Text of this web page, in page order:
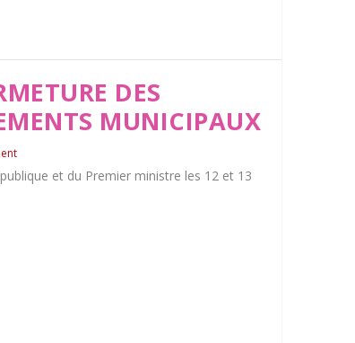
DES
MUNICIPAUX
et du Premier ministre les 12 et 13